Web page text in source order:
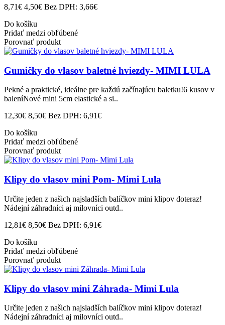
8,71€ 4,50€ Bez DPH: 3,66€
Do košíku
Pridať medzi obľúbené
Porovnať produkt
Gumičky do vlasov baletné hviezdy- MIMI LULA
Pekné a praktické, ideálne pre každú začínajúcu baletku!6 kusov v
baleníNové mini 5cm elastické a si..
12,30€ 8,50€ Bez DPH: 6,91€
Do košíku
Pridať medzi obľúbené
Porovnať produkt
Klipy do vlasov mini Pom- Mimi Lula
Určite jeden z našich najsladších balíčkov mini klipov doteraz!
Nádejní záhradníci aj milovníci outd..
12,81€ 8,50€ Bez DPH: 6,91€
Do košíku
Pridať medzi obľúbené
Porovnať produkt
Klipy do vlasov mini Záhrada- Mimi Lula
Určite jeden z našich najsladších balíčkov mini klipov doteraz!
Nádejní záhradníci aj milovníci outd..